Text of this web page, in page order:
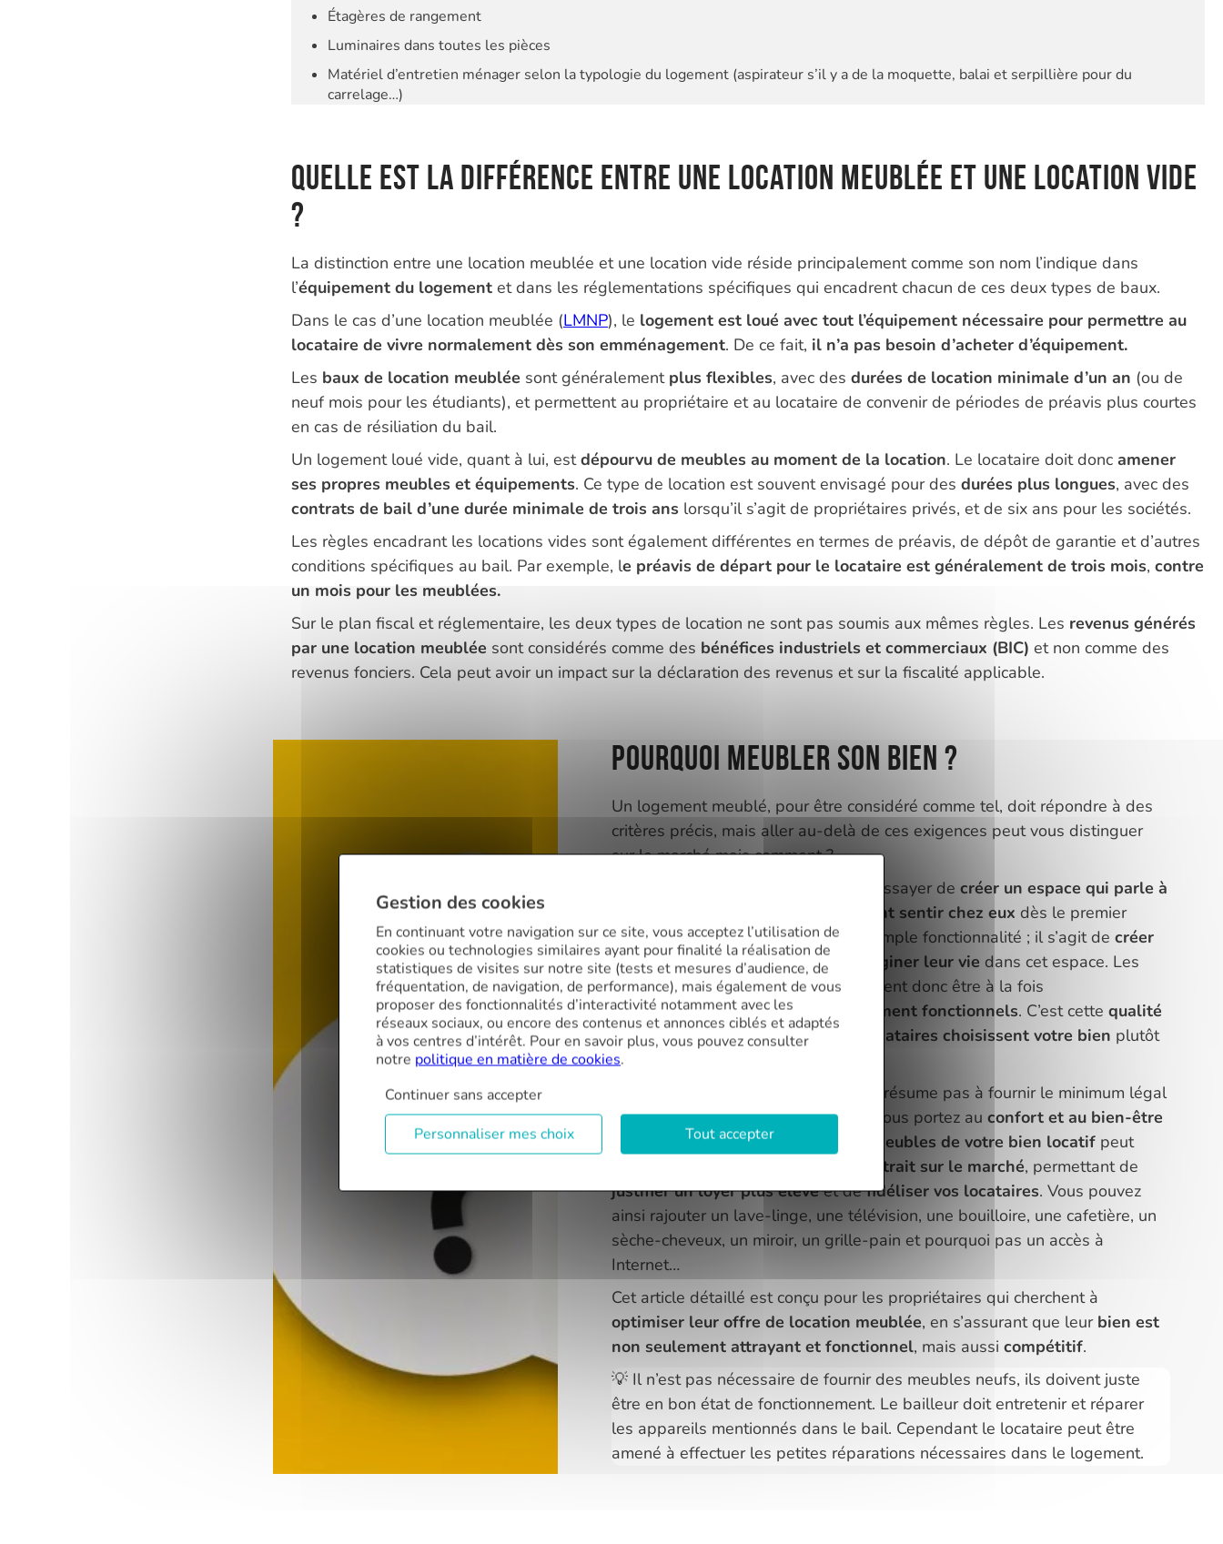
Étagères de rangement
Luminaires dans toutes les pièces
Matériel d’entretien ménager selon la typologie du logement (aspirateur s’il y a de la moquette, balai et serpillière pour du
carrelage…)
Quelle est la différence entre une location meublée et une location vide
?
La distinction entre une location meublée et une location vide réside principalement comme son nom l’indique dans
l’équipement du logement et dans les réglementations spécifiques qui encadrent chacun de ces deux types de baux.
Dans le cas d’une location meublée (LMNP), le logement est loué avec tout l’équipement nécessaire pour permettre au
locataire de vivre normalement dès son emménagement. De ce fait, il n’a pas besoin d’acheter d’équipement.
Les baux de location meublée sont généralement plus flexibles, avec des durées de location minimale d’un an (ou de
neuf mois pour les étudiants), et permettent au propriétaire et au locataire de convenir de périodes de préavis plus courtes
en cas de résiliation du bail.
Un logement loué vide, quant à lui, estdépourvu de meubles au moment de la location. Le locataire doit donc amener
ses propres meubles et équipements. Ce type de location est souvent envisagé pour des durées plus longues, avec des
contrats de bail d’une durée minimale de trois ans lorsqu’il s’agit de propriétaires privés, et de six ans pour les sociétés.
Les règles encadrant les locations vides sont également différentes en termes de préavis, de dépôt de garantie et d’autres
conditions spécifiques au bail. Par exemple, le préavis de départ pour le locataire est généralement de trois mois, contre
un mois pour les meublées.
Sur le plan fiscal et réglementaire, les deux types de location ne sont pas soumis aux mêmes règles. Les revenus générés
par une location meublée sont considérés comme des bénéfices industriels et commerciaux (BIC) et non comme des
revenus fonciers. Cela peut avoir un impact sur la déclaration des revenus et sur la fiscalité applicable.
Pourquoi meubler son bien ?
Un logement meublé, pour être considéré comme tel, doit répondre à des
critères précis, mais aller au-delà de ces exigences peut vous distinguer
sur le marché mais comment ?
Pour vous démarquer, vous pouvez essayer de créer un espace qui parle à
faisant sentir chez eux dès le premier
regard. Cela va bien au-delà de la simple fonctionnalité ; il s’agit de créer
une ambiance,une invitation à imaginer leur vie dans cet espace. Les
meubles et la décoration choisis doivent donc être à la fois
esthétiquement plaisants et hautement fonctionnels. C’est cette qualité
de vie amélioréequi fera que les locataires choisissent votre bien plutôt
qu’un autre.
La liste pour location meublée ne se résume pas à fournir le minimum légal
: elle est le reflet de l’attention que vous portez au confort et au bien-être
de vos locataires. Bien choisir les meubles de votre bien locatifpeut
augmenter son attrait sur le marché, permettant de
justifier un loyer plus élevéet defidéliser vos locataires. Vous pouvez
ainsi rajouter un lave-linge, une télévision, une bouilloire, une cafetière, un
sèche-cheveux, un miroir, un grille-pain et pourquoi pas un accès à
Internet…
Cet article détaillé est conçu pour les propriétaires qui cherchent à
optimiser leur offre de location meublée, en s’assurant que leur bien est
non seulement attrayant et fonctionnel, mais aussi compétitif.
💡 Il n’est pas nécessaire de fournir des meubles neufs, ils doivent juste
être en bon état de fonctionnement. Le bailleur doit entretenir et réparer
les appareils mentionnés dans le bail. Cependant le locataire peut être
amené à effectuer les petites réparations nécessaires dans le logement.
Gestion des cookies
En continuant votre navigation sur ce site, vous acceptez l’utilisation de
cookies ou technologies similaires ayant pour finalité la réalisation de
statistiques de visites sur notre site (tests et mesures d’audience, de
fréquentation, de navigation, de performance), mais également de vous
proposer des fonctionnalités d’interactivité notamment avec les
réseaux sociaux, ou encore des contenus et annonces ciblés et adaptés
à vos centres d’intérêt. Pour en savoir plus, vous pouvez consulter
notre politique en matière de cookies.
Continuer sans accepter
Personnaliser mes choix
Tout accepter